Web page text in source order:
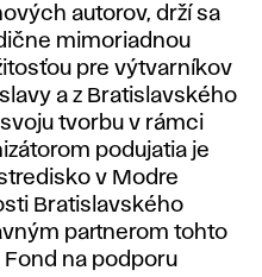
autorov, drží sa
mimoriadnou
pre výtvarníkov
a z Bratislavského
tvorbu v rámci
podujatia je
v Modre
Bratislavského
partnerom tohto
na podporu